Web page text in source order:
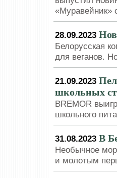
«Муравейник»
28.09.2023
Белорусская
для веганов.
21.09.2023
школьных
BREMOR
школьного
31.08.2023 В
Необычное
и молотым